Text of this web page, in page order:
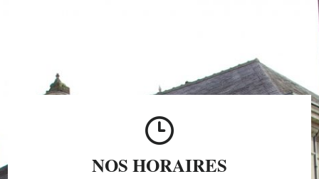
NOS HORAIRES